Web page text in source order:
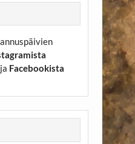
ja Facebookista